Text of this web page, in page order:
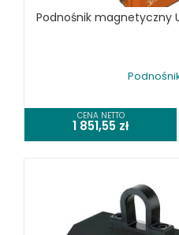
SPRZĘT CZYSZCZĄCY
SPRZĘT SPAWALNICZY
KOSZT DOSTAWY
Podnośnik magnetyczny
CENA NETTO
1 851,55 zł